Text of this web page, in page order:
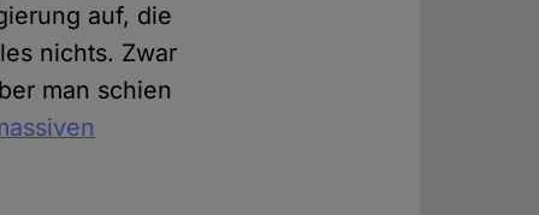
auf, die
nichts. Zwar
man schien